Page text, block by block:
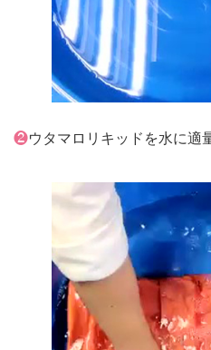
❷ウタマロリキッドを水に適